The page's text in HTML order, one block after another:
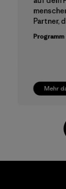
Mehr
Partner,
Programm